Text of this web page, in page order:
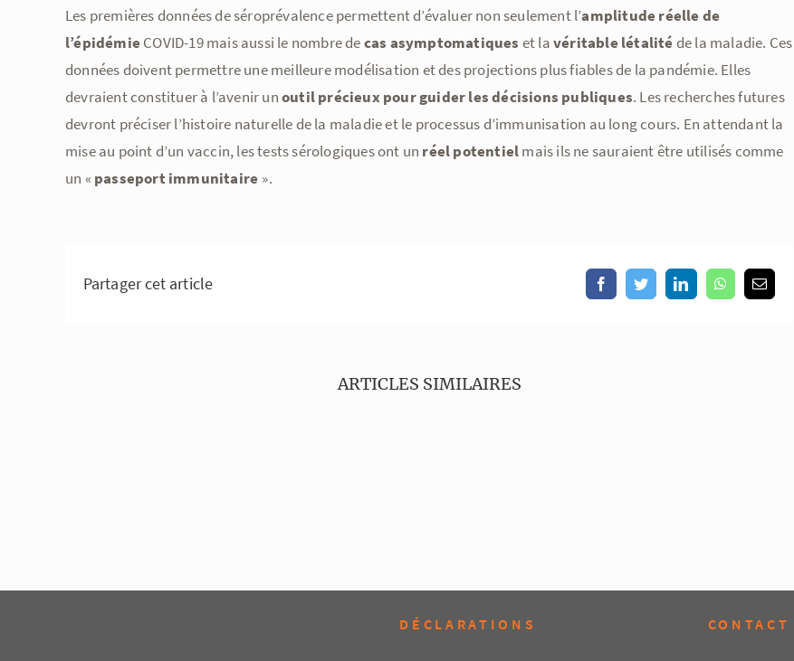
Les premières données de séroprévalence permettent d’évaluer non seulement l’amplitude réelle de
l’épidémie COVID-19 mais aussi le nombre decas asymptomatiques et lavéritable létalité de la maladie. Ces
données doivent permettre une meilleure modélisation et des projections plus fiables de la pandémie. Elles
devraient constituer à l’avenir unoutil précieux pour guider les décisions publiques. Les recherches futures
devront préciser l’histoire naturelle de la maladie et le processus d’immunisation au long cours. En attendant la
mise au point d’un vaccin, les tests sérologiques ont un réel potentielmais ils ne sauraient être utilisés comme
un « passeport immunitaire ».
Partager cet article FacebookTwitterLinkedInWhatsApp
Email
ARTICLES SIMILAIRES
DÉCLARATIONS CONTACT